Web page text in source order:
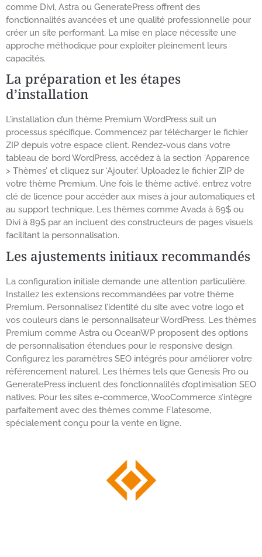
comme Divi, Astra ou GeneratePress offrent des
fonctionnalités avancées et une qualité professionnelle pour
créer un site performant. La mise en place nécessite une
approche méthodique pour exploiter pleinement leurs
capacités.
La préparation et les étapes
d’installation
L’installation d’un thème Premium WordPress suit un
processus spécifique. Commencez par télécharger le fichier
ZIP depuis votre espace client. Rendez-vous dans votre
tableau de bord WordPress, accédez à la section ‘Apparence
> Thèmes’ et cliquez sur ‘Ajouter’. Uploadez le fichier ZIP de
votre thème Premium. Une fois le thème activé, entrez votre
clé de licence pour accéder aux mises à jour automatiques et
au support technique. Les thèmes comme Avada à 69$ ou
Divi à 89$ par an incluent des constructeurs de pages visuels
facilitant la personnalisation.
Les ajustements initiaux recommandés
La configuration initiale demande une attention particulière.
Installez les extensions recommandées par votre thème
Premium. Personnalisez l’identité du site avec votre logo et
vos couleurs dans le personnalisateur WordPress. Les thèmes
Premium comme Astra ou OceanWP proposent des options
de personnalisation étendues pour le responsive design.
Configurez les paramètres SEO intégrés pour améliorer votre
référencement naturel. Les thèmes tels que Genesis Pro ou
GeneratePress incluent des fonctionnalités d’optimisation SEO
natives. Pour les sites e-commerce, WooCommerce s’intègre
parfaitement avec des thèmes comme Flatesome,
spécialement conçu pour la vente en ligne.